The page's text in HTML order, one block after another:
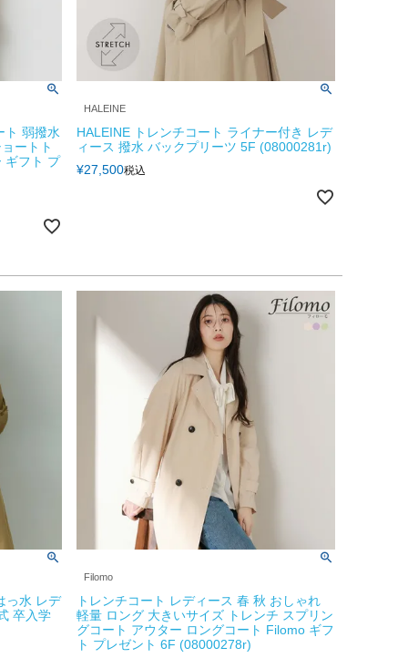
ト 弱撥水
ートト
ギフト プ
HALEINE
HALEINE トレンチコート ライナー付き レデ
ィース 撥水 バックプリーツ 5F (08000281r)
¥27,500税込
っ水 レデ
卒入学
Filomo
トレンチコート レディース 春 秋 おしゃれ
軽量 ロング 大きいサイズ トレンチ スプリン
グコート アウター ロングコート Filomo ギフ
ト プレゼント 6F (08000278r)